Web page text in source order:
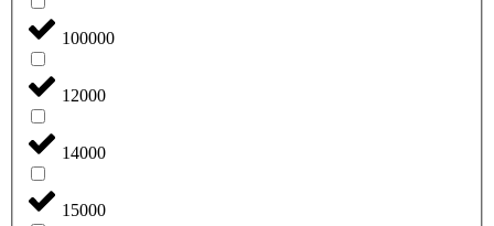
100000
12000
14000
15000